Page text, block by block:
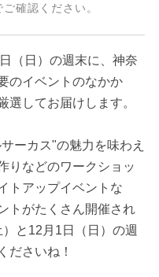
確認ください。
（日）の週末に、神奈
のイベントのなかか
選してお届けします。
ーカス"の魅力を味わえ
りなどのワークショッ
トアップイベントな
トがたくさん開催され
と12月1日（日）の週
ださいね！